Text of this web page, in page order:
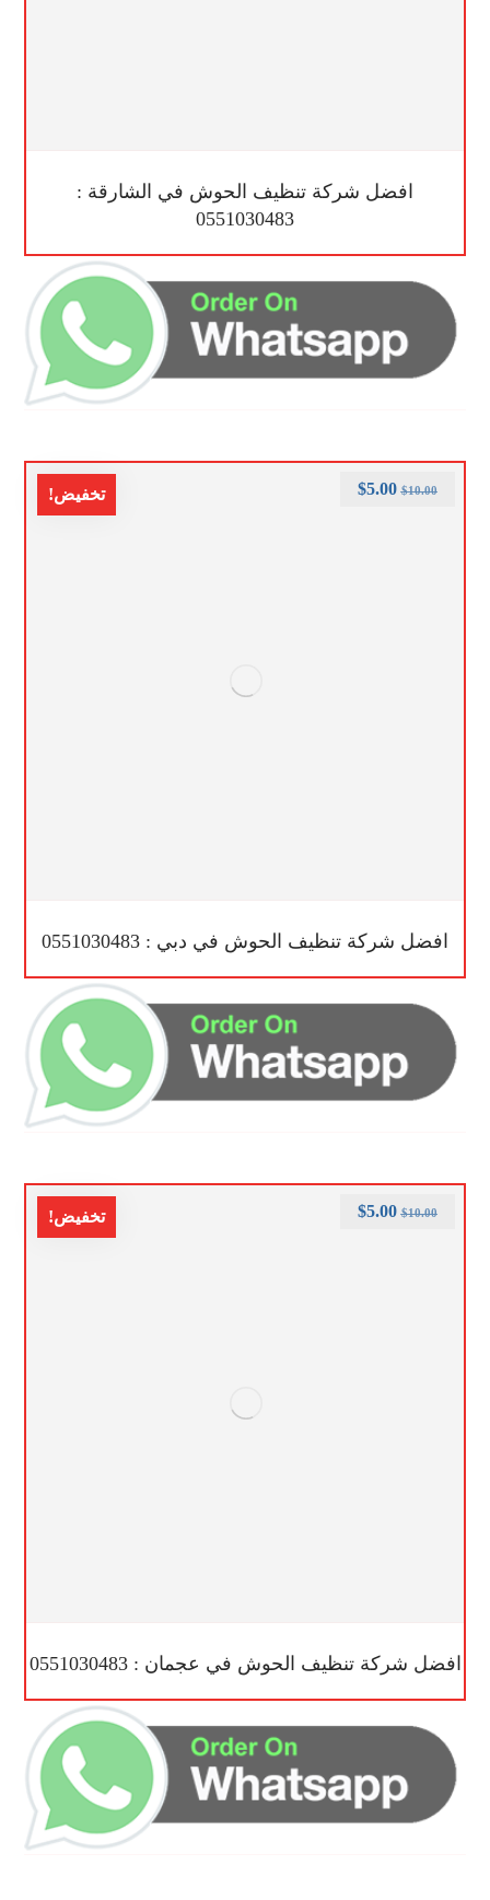
افضل شركة تنظيف الحوش في الشارقة :
0551030483
تخفيض!
افضل شركة تنظيف الحوش في دبي : 0551030483
$10.00
$5.00
تخفيض!
افضل شركة تنظيف الحوش في عجمان : 0551030483
$10.00
$5.00